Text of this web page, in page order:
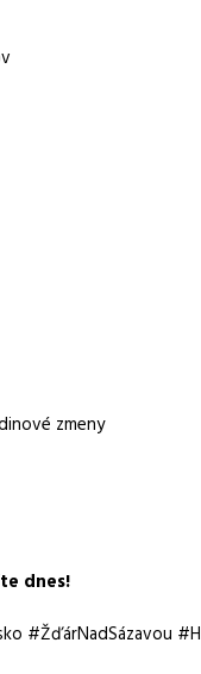
zmeny
dnes!
#ŽďárNadSázavou